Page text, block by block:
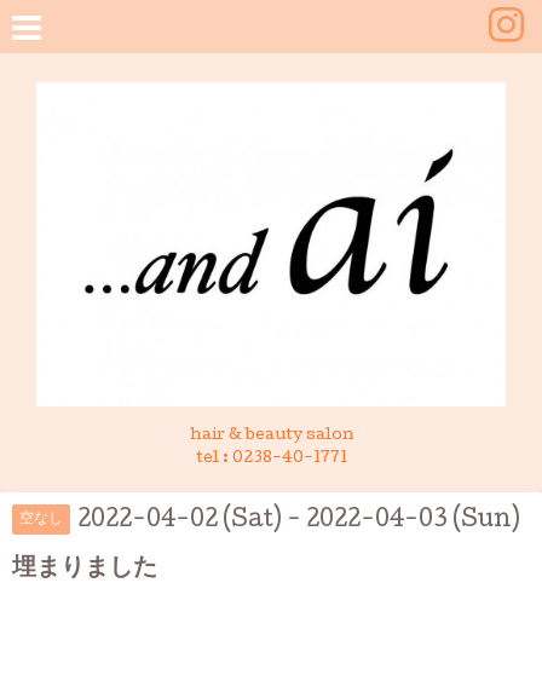
hair & beauty salon
tel : 0238-40-1771
空なし 2022-04-02 (Sat) - 2022-04-03 (Sun)
埋まりました